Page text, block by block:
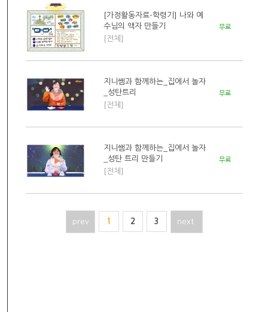
[가정활동자료-학령기] 나와 예
수님의 액자 만들기
[전체]
무료
지니쌤과 함께하는_집에서 놀자
_성탄트리
[전체]
무료
지니쌤과 함께하는_집에서 놀자
_성탄 트리 만들기
[전체]
무료
prev 1 2 3 next